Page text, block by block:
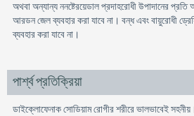
অথবা অন্যান্য ননষ্টেরয়েডাল প্রদাহরোধী উপাদানের প্রতি
আরডন জেল ব্যবহার করা যাবে না। বন্ধ এবং বায়ুরোধী
ব্যবহার করা যাবে না।
পার্শ্ব প্রতিক্রিয়া
ডাইক্লোফেনাক সোডিয়াম রোগীর শরীরে ভালভাবেই